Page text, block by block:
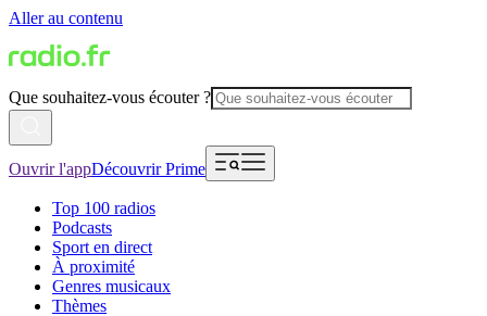
Aller au contenu
Que souhaitez-vous écouter ?
Ouvrir l'appDécouvrir Prime
Top 100 radios
Podcasts
Sport en direct
À proximité
Genres musicaux
Thèmes